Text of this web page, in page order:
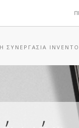
Η ΣΥΝΕΡΓΑΣΊΑ